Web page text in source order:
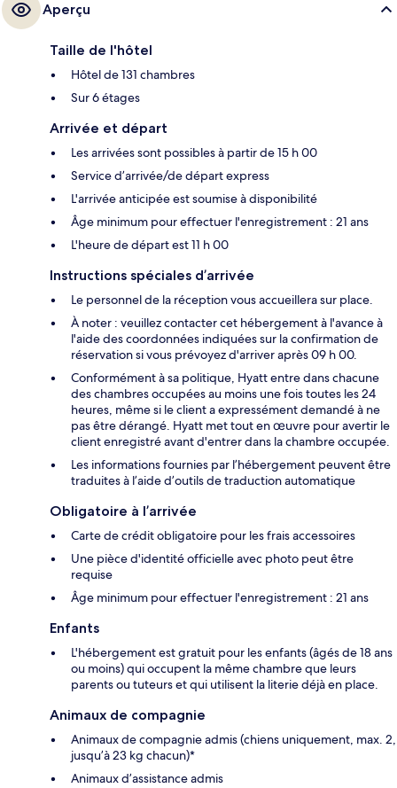
Aperçu
Taille de l'hôtel
Hôtel de 131 chambres
Sur 6 étages
Arrivée et départ
Les arrivées sont possibles à partir de 15 h 00
Service d’arrivée/de départ express
L'arrivée anticipée est soumise à disponibilité
Âge minimum pour effectuer l'enregistrement : 21 ans
L'heure de départ est 11 h 00
Instructions spéciales d’arrivée
Le personnel de la réception vous accueillera sur place.
À noter : veuillez contacter cet hébergement à l'avance à
l'aide des coordonnées indiquées sur la confirmation de
réservation si vous prévoyez d'arriver après 09 h 00.
Conformément à sa politique, Hyatt entre dans chacune
des chambres occupées au moins une fois toutes les 24
heures, même si le client a expressément demandé à ne
pas être dérangé. Hyatt met tout en œuvre pour avertir le
client enregistré avant d'entrer dans la chambre occupée.
Les informations fournies par l’hébergement peuvent être
traduites à l’aide d’outils de traduction automatique
Obligatoire à l’arrivée
Carte de crédit obligatoire pour les frais accessoires
Une pièce d'identité officielle avec photo peut être
requise
Âge minimum pour effectuer l'enregistrement : 21 ans
Enfants
L'hébergement est gratuit pour les enfants (âgés de 18 ans
ou moins) qui occupent la même chambre que leurs
parents ou tuteurs et qui utilisent la literie déjà en place.
Animaux de compagnie
Animaux de compagnie admis (chiens uniquement, max. 2,
jusqu’à 23 kg chacun)*
Animaux d’assistance admis